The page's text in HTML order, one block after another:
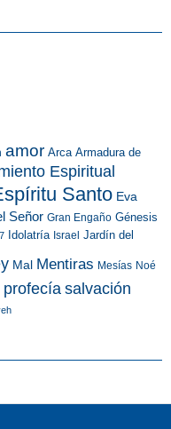
amor Arca Armadura de
Espiritual
Santo Eva
Señor Gran Engaño Génesis
Idolatría Israel Jardín del
Mal Mentiras Mesías Noé
profecía salvación